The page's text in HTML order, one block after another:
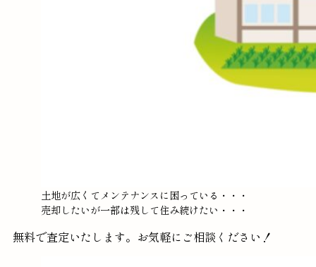
土地が広くてメンテナンスに困っている・・・
売却したいが一部は残して住み続けたい・・・
無料で査定いたします。お気軽にご相談ください！